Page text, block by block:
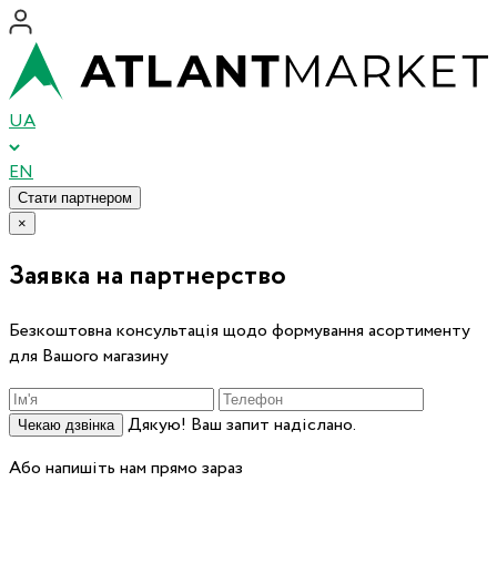
UA
EN
Стати партнером
×
Заявка на партнерство
Безкоштовна консультація щодо формування асортименту
для Вашого магазину
Чекаю дзвінка
Дякую! Ваш запит надіслано.
Або напишіть нам прямо зараз